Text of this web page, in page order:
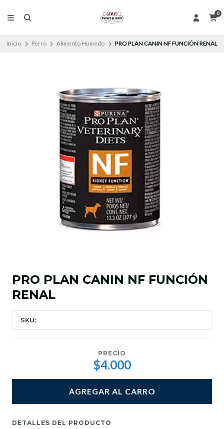
0
Inicio Perro Alimento Humedo PRO PLAN CANIN NF FUNCIÓN RENAL
PRO PLAN CANIN NF FUNCIÓN
RENAL
SKU:
PRECIO
$4.000
AGREGAR AL CARRO
DETALLES DEL PRODUCTO